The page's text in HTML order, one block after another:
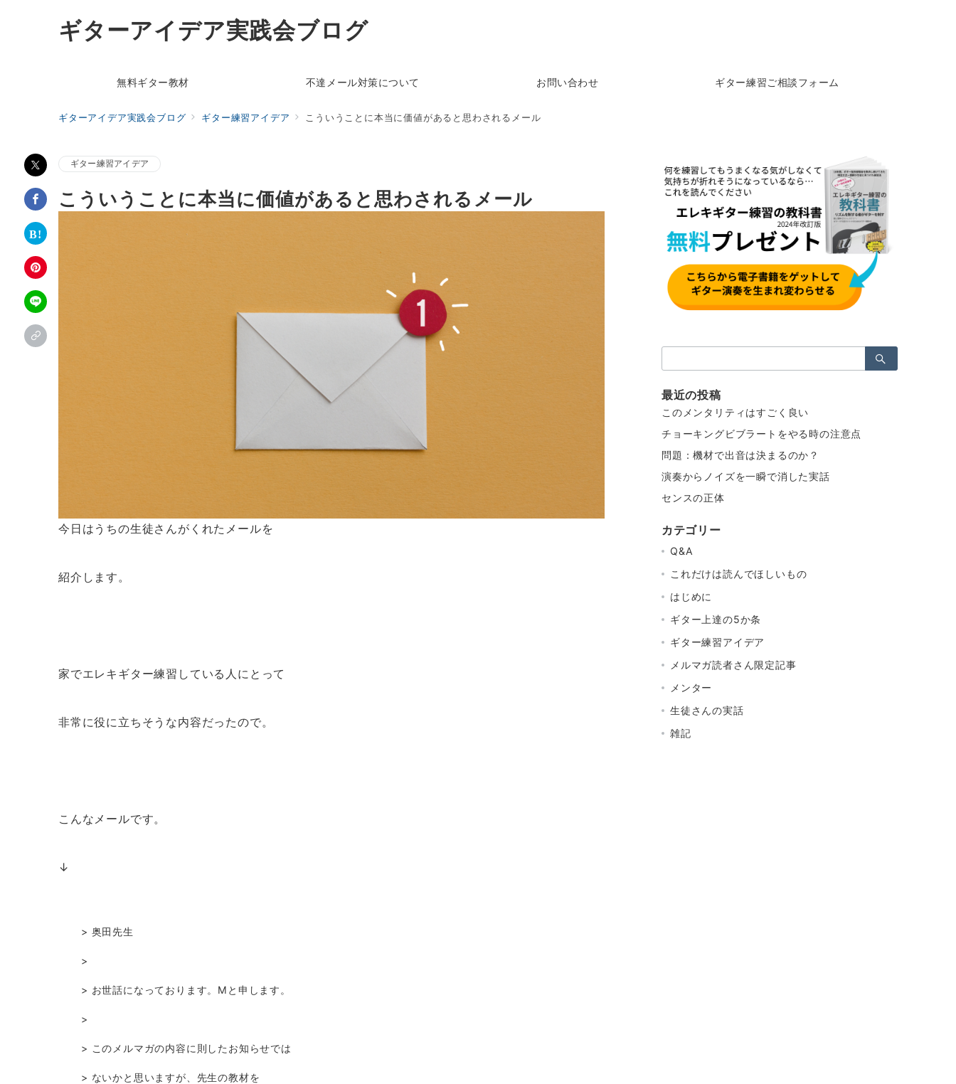
ギターアイデア実践会ブログ
無料ギター教材 不達メール対策について お問い合わせ ギター練習ご相談フォーム
ギターアイデア実践会ブログ ギター練習アイデア こういうことに本当に価値があると思わされるメール
ギター練習アイデア
こういうことに本当に価値があると思わされるメール
今日はうちの生徒さんがくれたメールを
紹介します。
家でエレキギター練習している人にとって
非常に役に立ちそうな内容だったので。
こんなメールです。
↓
> 奥田先生
>
> お世話になっております。Mと申します。
>
> このメルマガの内容に則したお知らせでは
> ないかと思いますが、先生の教材を
索：
最近の投稿
このメンタリティはすごく良い
チョーキングビブラートをやる時の注意点
問題：機材で出音は決まるのか？
演奏からノイズを一瞬で消した実話
センスの正体
カテゴリー
Q&A
これだけは読んでほしいもの
はじめに
ギター上達の5か条
ギター練習アイデア
メルマガ読者さん限定記事
メンター
生徒さんの実話
雑記